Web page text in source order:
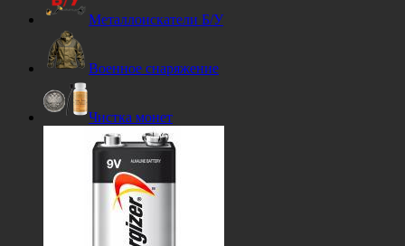
Металлоискатели Б/У
Военное снаряжение
Чистка монет